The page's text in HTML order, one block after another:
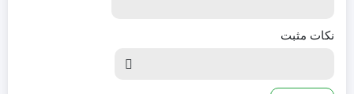
نکات مثبت